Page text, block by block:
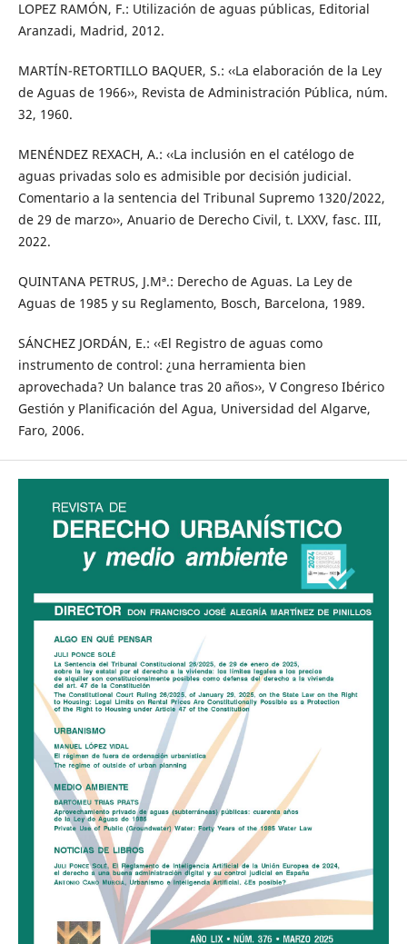
LOPEZ RAMÓN, F.: Utilización de aguas públicas, Editorial
Aranzadi, Madrid, 2012.
MARTÍN-RETORTILLO BAQUER, S.: ‹‹La elaboración de la Ley
de Aguas de 1966››, Revista de Administración Pública, núm.
32, 1960.
MENÉNDEZ REXACH, A.: ‹‹La inclusión en el catélogo de
aguas privadas solo es admisible por decisión judicial.
Comentario a la sentencia del Tribunal Supremo 1320/2022,
de 29 de marzo››, Anuario de Derecho Civil, t. LXXV, fasc. III,
2022.
QUINTANA PETRUS, J.Mª.: Derecho de Aguas. La Ley de
Aguas de 1985 y su Reglamento, Bosch, Barcelona, 1989.
SÁNCHEZ JORDÁN, E.: ‹‹El Registro de aguas como
instrumento de control: ¿una herramienta bien
aprovechada? Un balance tras 20 años››, V Congreso Ibérico
Gestión y Planificación del Agua, Universidad del Algarve,
Faro, 2006.